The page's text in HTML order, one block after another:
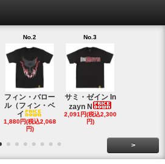
No.2
フィン・バロー
ル（フィン・ベ
イ
1,880円(税込2,068
円)
No.3
サミ・ゼイン In
zayn N
2,091円(税込2,300
円)
>